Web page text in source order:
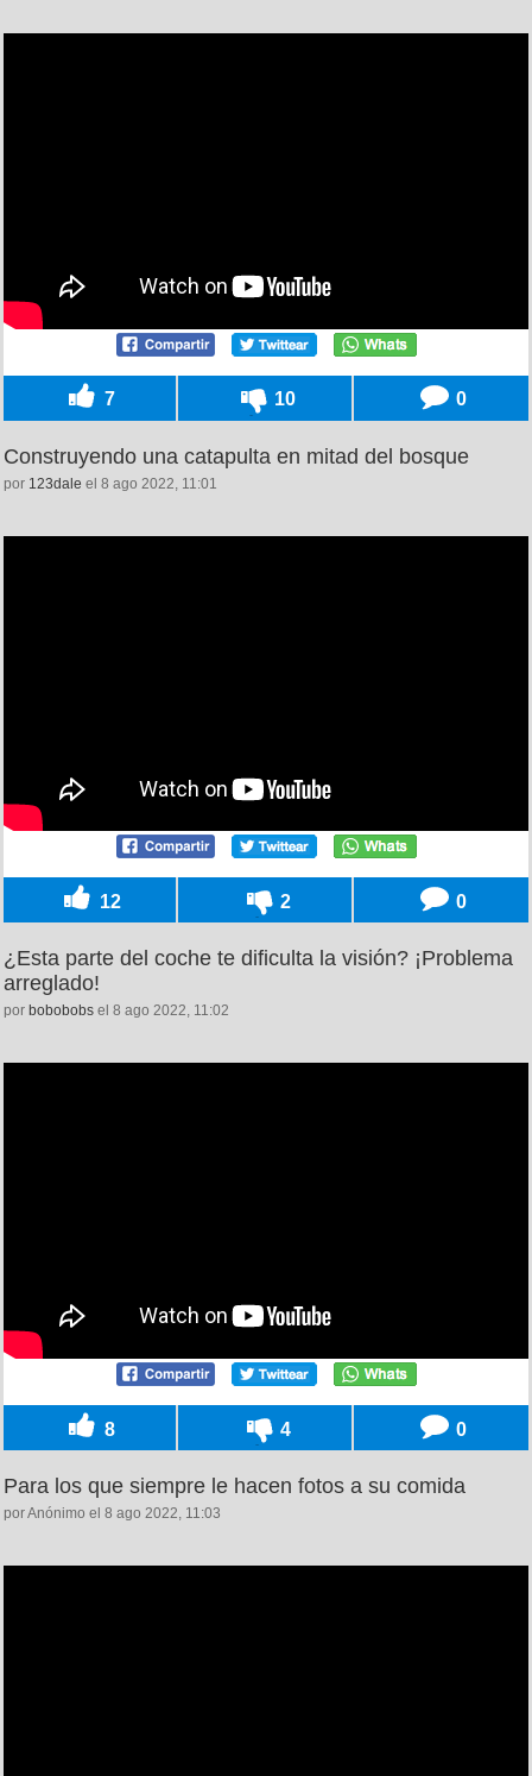
7 10 0
Construyendo una catapulta en mitad del bosque
por 123dale el 8 ago 2022, 11:01
12 2 0
¿Esta parte del coche te dificulta la visión? ¡Problema
arreglado!
por bobobobs el 8 ago 2022, 11:02
8 4 0
Para los que siempre le hacen fotos a su comida
por Anónimo el 8 ago 2022, 11:03